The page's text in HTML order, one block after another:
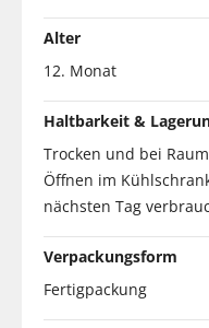
Alter
12. Monat
Haltbarkeit &
Trocken und bei
Öffnen im
nächsten Tag
Verpackungsform
Fertigpackung